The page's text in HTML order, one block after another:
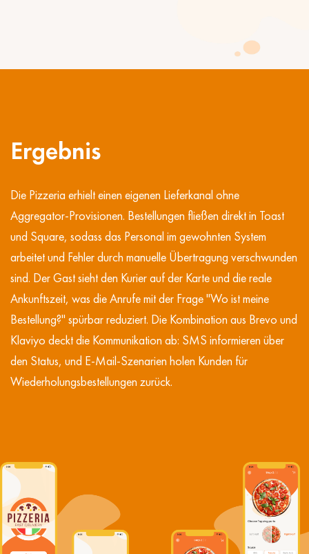
Ergebnis
Die Pizzeria erhielt einen eigenen Lieferkanal ohne
Aggregator-Provisionen. Bestellungen fließen direkt in Toast
und Square, sodass das Personal im gewohnten System
arbeitet und Fehler durch manuelle Übertragung verschwunden
sind. Der Gast sieht den Kurier auf der Karte und die reale
Ankunftszeit, was die Anrufe mit der Frage "Wo ist meine
Bestellung?" spürbar reduziert. Die Kombination aus Brevo und
Klaviyo deckt die Kommunikation ab: SMS informieren über
den Status, und E-Mail-Szenarien holen Kunden für
Wiederholungsbestellungen zurück.